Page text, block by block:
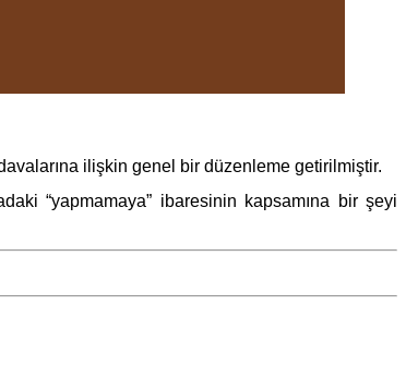
ilişkin genel bir düzenleme getirilmiştir.
“yapmamaya” ibaresinin kapsamına bir şeyi